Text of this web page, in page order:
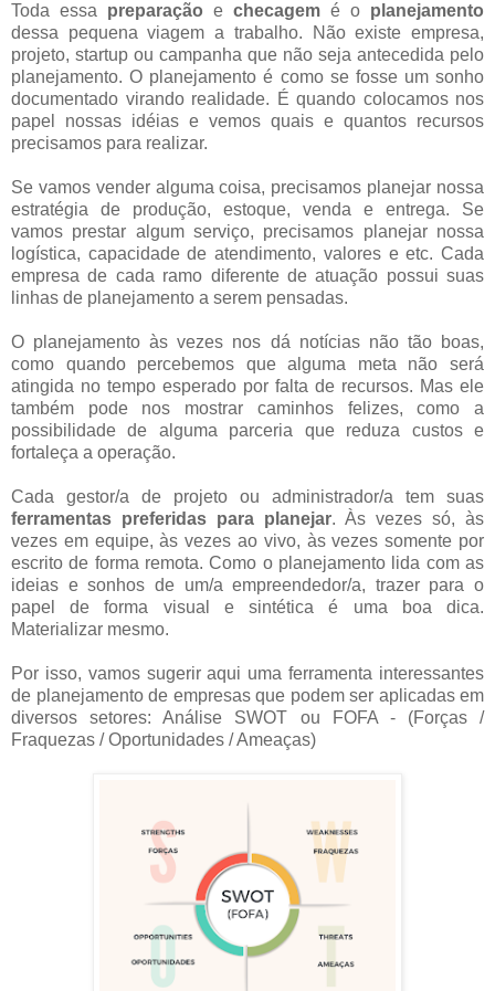
Toda essa preparação e checagem é o planejamento
dessa pequena viagem a trabalho. Não existe empresa,
projeto, startup ou campanha que não seja antecedida pelo
planejamento. O planejamento é como se fosse um sonho
documentado virando realidade. É quando colocamos nos
papel nossas idéias e vemos quais e quantos recursos
precisamos para realizar.
Se vamos vender alguma coisa, precisamos planejar nossa
estratégia de produção, estoque, venda e entrega. Se
vamos prestar algum serviço, precisamos planejar nossa
logística, capacidade de atendimento, valores e etc. Cada
empresa de cada ramo diferente de atuação possui suas
linhas de planejamento a serem pensadas.
O planejamento às vezes nos dá notícias não tão boas,
como quando percebemos que alguma meta não será
atingida no tempo esperado por falta de recursos. Mas ele
também pode nos mostrar caminhos felizes, como a
possibilidade de alguma parceria que reduza custos e
fortaleça a operação.
Cada gestor/a de projeto ou administrador/a tem suas
ferramentas preferidas para planejar. Às vezes só, às
vezes em equipe, às vezes ao vivo, às vezes somente por
escrito de forma remota. Como o planejamento lida com as
ideias e sonhos de um/a empreendedor/a, trazer para o
papel de forma visual e sintética é uma boa dica.
Materializar mesmo.
Por isso, vamos sugerir aqui uma ferramenta interessantes
de planejamento de empresas que podem ser aplicadas em
diversos setores: Análise SWOT ou FOFA - (Forças /
Fraquezas / Oportunidades / Ameaças)